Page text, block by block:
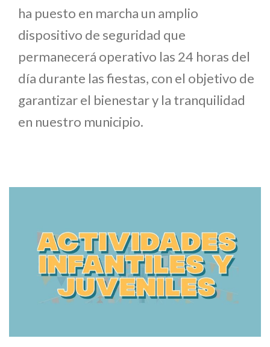
ha puesto en marcha un amplio
dispositivo de seguridad que
permanecerá operativo las 24 horas del
día durante las fiestas, con el objetivo de
garantizar el bienestar y la tranquilidad
en nuestro municipio.